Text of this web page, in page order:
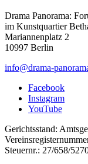
Drama Panorama:
im Kunstquartier
Mariannenplatz 2
10997 Berlin
info@drama-
Facebook
Instagram
YouTube
Gerichtsstand:
Steuernr.: 27/658/